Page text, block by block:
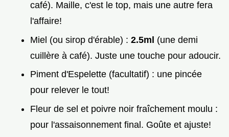
café). Maille, c'est le top, mais une autre fera
l'affaire!
Miel (ou sirop d'érable) : 2.5ml (une demi
cuillère à café). Juste une touche pour adoucir.
Piment d'Espelette (facultatif) : une pincée
pour relever le tout!
Fleur de sel et poivre noir fraîchement moulu :
pour l'assaisonnement final. Goûte et ajuste!